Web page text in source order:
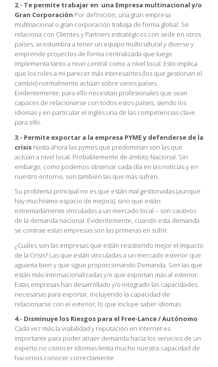
2.- Te permite trabajar en una Empresa multinacional y/o
Gran Corporación Por definición, una gran empresa
multinacional o gran corporación trabaja de forma global. Se
relaciona con Clientes y Partners estratégicos con sede en otros
países, acostumbra a tener un equipo multicultural y diverso y
emprende proyectos de forma centralizada que luego
implementa tanto a nivel central como a nivel local. Esto implica
que los roles a mi parecer más interesantes (los que gestionan el
cambio) normalmente actúan sobre varios países.
Evidentemente, para ello necesitan profesionales que sean
capaces de relacionarse con todos estos países, siendo los
idiomas y en particular el inglés una de las competencias clave
para ello.
3.- Permite exportar a la empresa PYME y defenderse de la
crisis Hasta ahora las pymes que predominan son las que
actúan a nivel local. Probablemente de ámbito Nacional. Sin
embargo, como podemos observar cada día en las noticias y en
nuestro entorno, son también las que más sufren.
Su problema principal no es que están mal gestionadas (aunque
hay muchísimo espacio de mejora), sino que están
extremadamente vinculadas a un mercado local – son cautivos
de la demanda nacional. Evidentemente, cuando esta demanda
se contrae estas empresas son las primeras en sufrir.
¿Cuáles son las empresas que están resistiendo mejor el impacto
de la Crisis? Las que están vinculadas a un mercado exterior que
aguanta bien y que sigue proporcionando Demanda. Son las que
están más internacionalizadas y/o que exportan más al exterior.
Estas empresas han desarrollado y/o integrado las capacidades
necesarias para exportar, incluyendo la capacidad de
relacionarse con el exterior, lo que incluye saber idiomas.
4.- Disminuye los Riesgos para el Free-Lance / Autónomo
Cada vez más la visibilidad y reputación en internet es
importante para poder atraer demanda hacia los servicios de un
experto no conocer idiomas limita mucho nuestra capacidad de
hacernos conocer correctamente.